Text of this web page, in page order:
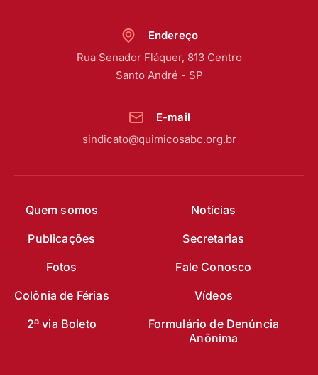
Quem somos
Notícias
Publicações
Secretarias
Fotos
Fale Conosco
Colônia de Férias
Vídeos
2ª via Boleto
Formulário de Denúncia
Anônima
Endereço
Rua Senador Fláquer, 813 Centro
Santo André - SP
E-mail
sindicato@quimicosabc.org.br